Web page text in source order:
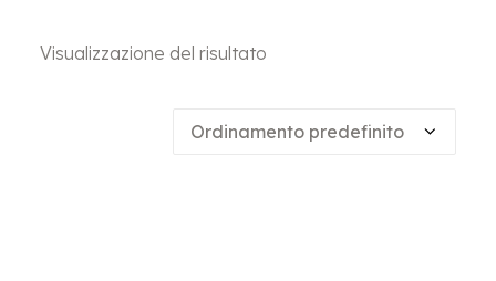
Visualizzazione del risultato